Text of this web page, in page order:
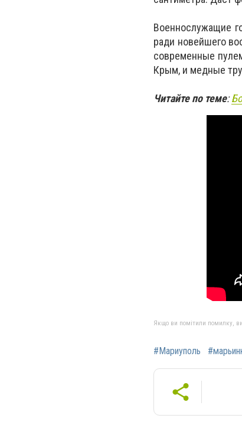
Военнослужащие
ради новейшего
современные
Крым, и медные
Читайте по теме:
Якщо ви помітили помилку,
#Мариуполь